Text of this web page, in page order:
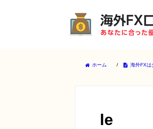
ホーム / 海外FXは
le